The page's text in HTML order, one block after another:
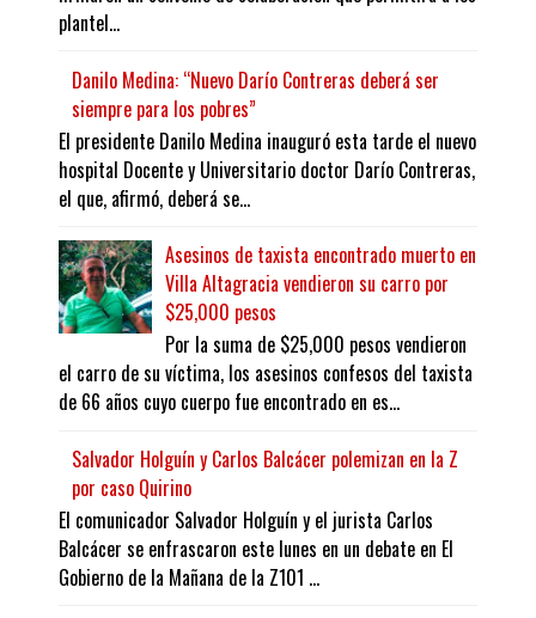
plantel...
Danilo Medina: “Nuevo Darío Contreras deberá ser
siempre para los pobres”
El presidente Danilo Medina inauguró esta tarde el nuevo
hospital Docente y Universitario doctor Darío Contreras,
el que, afirmó, deberá se...
Asesinos de taxista encontrado muerto en
Villa Altagracia vendieron su carro por
$25,000 pesos
Por la suma de $25,000 pesos vendieron
el carro de su víctima, los asesinos confesos del taxista
de 66 años cuyo cuerpo fue encontrado en es...
Salvador Holguín y Carlos Balcácer polemizan en la Z
por caso Quirino
El comunicador Salvador Holguín y el jurista Carlos
Balcácer se enfrascaron este lunes en un debate en El
Gobierno de la Mañana de la Z101 ...